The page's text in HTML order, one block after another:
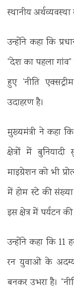
स्थानीय
उन्होंने कहा कि
“देश का पहला
हुए ‘नीति
उदाहरण है।
मुख्यमंत्री ने कहा
क्षेत्रों में
माइग्रेशन को भी
में होम स्टे की
इस क्षेत्र में पर्यटन
उन्होंने कहा कि 11
रन युवाओं के अदम्य
बनकर उभरा है।